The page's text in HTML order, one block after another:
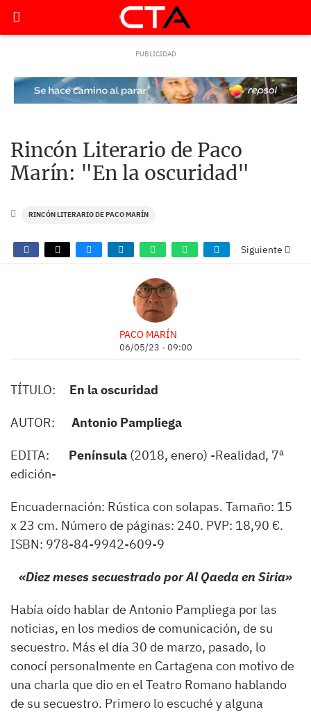
Rincón Literario de Paco
Marín: "En la oscuridad"
RINCÓN LITERARIO DE PACO MARÍN
Siguiente
PACO MARÍN
06/05/23 - 09:00
TÍTULO: En la oscuridad
AUTOR: Antonio Pampliega
EDITA: Península (2018, enero) -Realidad, 7ª
edición-
Encuadernación: Rústica con solapas. Tamaño: 15
x 23 cm. Número de páginas: 240. PVP: 18,90 €.
ISBN: 978-84-9942-609-9
«Diez meses secuestrado por Al Qaeda en Siria»
Había oído hablar de Antonio Pampliega por las
noticias, en los medios de comunicación, de su
secuestro. Más el día 30 de marzo, pasado, lo
conocí personalmente en Cartagena con motivo de
una charla que dio en el Teatro Romano hablando
de su secuestro. Primero lo escuché y alguna